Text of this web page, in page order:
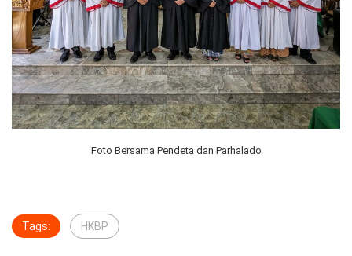
Foto Bersama Pendeta dan Parhalado
Tags: HKBP